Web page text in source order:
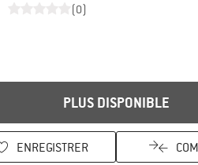
(0)
PLUS DISPONIBLE
ENREGISTRER